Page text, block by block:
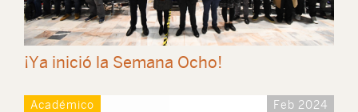
¡Ya inició la Semana Ocho!
Académico Feb 2024